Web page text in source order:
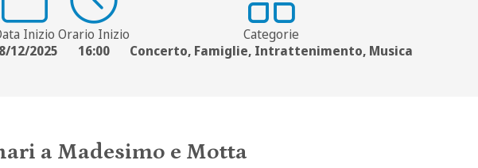
Inizio
12/2025
Orario Inizio
16:00
Categorie
Concerto, Famiglie, Intrattenimento, Musica
a Madesimo e Motta